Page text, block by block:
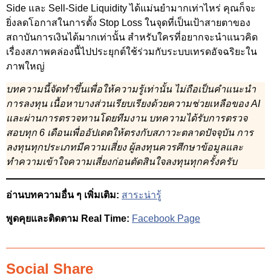
Side และ Sell-Side Liquidity ได้แม่นยำมากเท่าไหร่ คุณก็จะ
ยิ่งลดโอกาสในการตั้ง Stop Loss ในจุดที่เป็นเป้าสายตาของ
สถาบันการเงินได้มากเท่านั้น สำหรับใครที่อยากจะนำแนวคิด
เรื่องสภาพคล่องนี้ไปประยุกต์ใช้ร่วมกับระบบเทรดอัจฉริยะใน
ภาพใหญ่
บทความนี้จัดทำขึ้นเพื่อให้ความรู้เท่านั้น ไม่ถือเป็นคำแนะนำ
การลงทุน เนื้อหาบางส่วนเรียบเรียงด้วยความช่วยเหลือของ AI
และผ่านการตรวจทานโดยทีมงาน บทความได้รับการตรวจ
สอบทุก 6 เดือนเพื่ออัปเดตให้ตรงกับสภาวะตลาดปัจจุบัน การ
ลงทุนทุกประเภทมีความเสี่ยง ผู้ลงทุนควรศึกษาข้อมูลและ
ทำความเข้าใจความเสี่ยงก่อนตัดสินใจลงทุนทุกครั้งครับ
อ่านบทความอื่น ๆ เพิ่มเติม: สาระน่ารู้
พูดคุยและติดตาม Real Time: Facebook Page
Social Share